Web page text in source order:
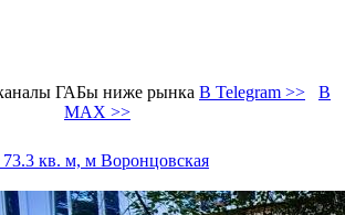
ГАБы ниже рынка В Telegram >>
В
MAX >>
кв. м, м Воронцовская